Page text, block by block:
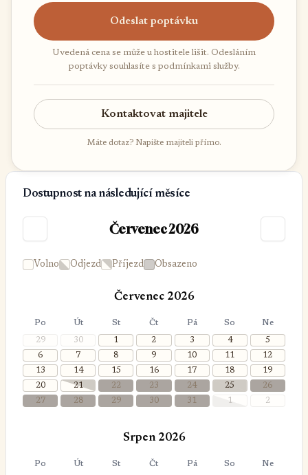
Odeslat poptávku
Uvedená cena se může u hostitele lišit. Odesláním
poptávky souhlasíte s podmínkami služby.
Kontaktovat majitele
Máte dotaz? Napište majiteli přímo.
Dostupnost na následující měsíce
Červenec 2026
Volno Odjezd Příjezd Obsazeno
Červenec 2026
Po Út St Čt Pá So Ne
29 30 1 2 3 4
5
6
7 8 9 10 11
12
13
14 15 16 17 18
19
20
21 22 23 24 25
26
27
28 29 30 31 1 2
Srpen 2026
Po Út St Čt Pá So Ne